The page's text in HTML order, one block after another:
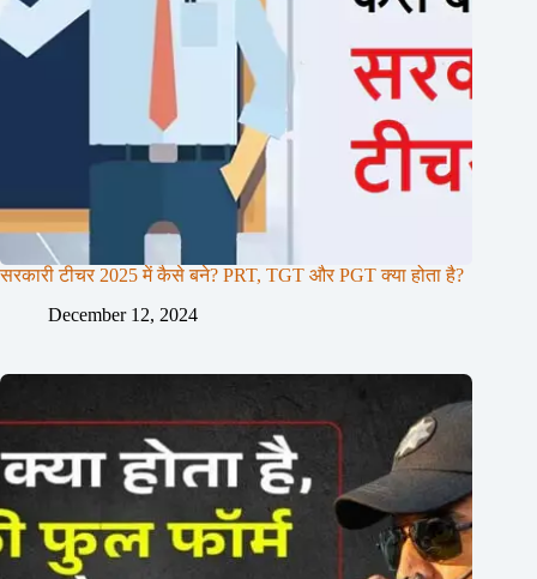
सरकारी टीचर 2025 में कैसे बने? PRT, TGT और PGT क्या होता है?
December 12, 2024